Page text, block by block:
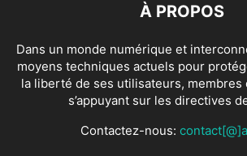
À PROPOS
Dans un monde numérique et
moyens techniques actuels pour
la liberté de ses utilisateurs, membres
s’appuyant sur les directives
Contactez-nous: